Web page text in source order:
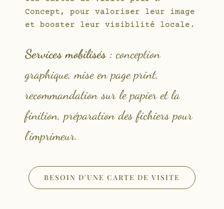
Concept, pour valoriser leur image
et booster leur visibilité locale.
Services mobilisés : conception
graphique, mise en page print,
recommandation sur le papier et la
finition, préparation des fichiers pour
l’imprimeur.
BESOIN D'UNE CARTE DE VISITE